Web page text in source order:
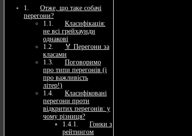
Отже, що таке собачі
перегони?
Класифікація:
не всі грейхаунди
однакові
🏅 Перегони за
класами
Поговоримо
про типи перегонів (і
про важливість
літер!)
Класифіковані
перегони проти
відкритих перегонів: у
чому різниця?
Гонки з
рейтингом